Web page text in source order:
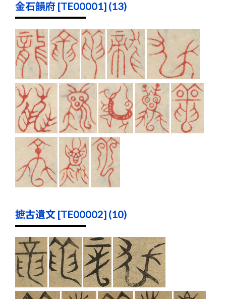
金石韻府 [TE00001] (13)
摭古遺文 [TE00002] (10)